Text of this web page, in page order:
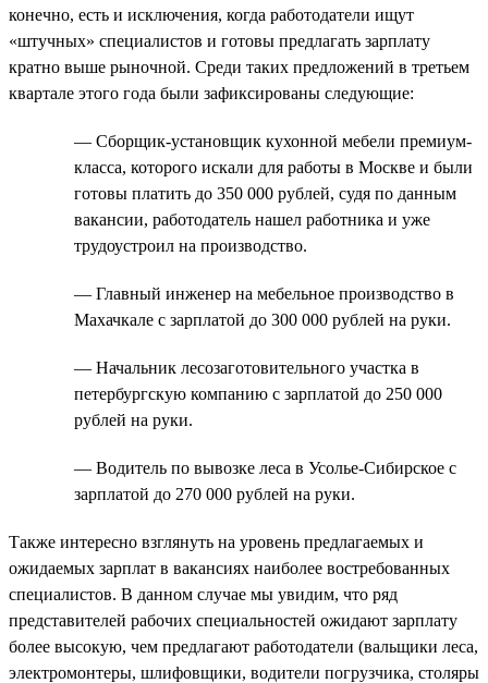
конечно, есть и исключения, когда работодатели ищут
«штучных» специалистов и готовы предлагать зарплату
кратно выше рыночной. Среди таких предложений в третьем
квартале этого года были зафиксированы следующие:
— Сборщик-установщик кухонной мебели премиум-
класса, которого искали для работы в Москве и были
готовы платить до 350 000 рублей, судя по данным
вакансии, работодатель нашел работника и уже
трудоустроил на производство.
— Главный инженер на мебельное производство в
Махачкале с зарплатой до 300 000 рублей на руки.
— Начальник лесозаготовительного участка в
петербургскую компанию с зарплатой до 250 000
рублей на руки.
— Водитель по вывозке леса в Усолье-Сибирское с
зарплатой до 270 000 рублей на руки.
Также интересно взглянуть на уровень предлагаемых и
ожидаемых зарплат в вакансиях наиболее востребованных
специалистов. В данном случае мы увидим, что ряд
представителей рабочих специальностей ожидают зарплату
более высокую, чем предлагают работодатели (вальщики леса,
электромонтеры, шлифовщики, водители погрузчика, столяры